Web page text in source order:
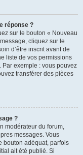
réponse ?
sur le bouton « Nouveau
cliquez sur le
d’être inscrit avant de
liste de vos permissions
Par exemple : vous pouvez
transférer des pièces
?
modérateur du forum,
messages. Vous
bouton adéquat, parfois
ait été publié. Si